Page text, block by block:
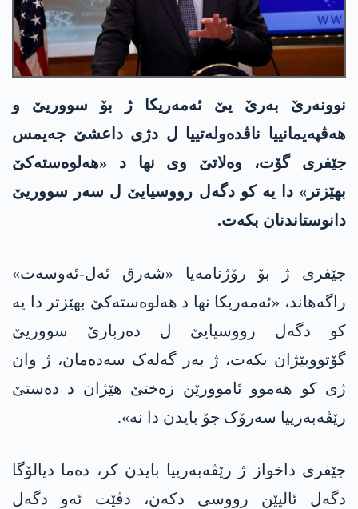
نوونەرێ بەرێ یێ ئه‌مه‌ریكا ژ بۆ سووریێ و
ھەڤپەیمانییا ناڤدەولەتییا ل دژی داعشێ جه‌یمس
جێفری گۆت، وەلاتێ وی نھا د «ھەلوەستەکێ
بھێزتر» دا یە کو دگه‌ل رووسیایێ ل سەر سووریێ
دانوستاندنان بکەت.
جێفری ژ بۆ رۆژنامەیا «شەرق ئەل-ئەوسەت»
راگه‌ھاند، «ئه‌مه‌ریكا نھا د ھەلوەستەکێ بھێزتر دا یە
کو دگه‌ل رووسیایێ ل دەربارێ سووریێ
گۆتووبێژان بکەت، ژ بەر گەلەک سەدەمان، ژ وان
ژی کو ھەموو ئاموورێن زەختێ هێژان د دەستێ
رێڤەبەرییا سەرۆک جۆ بایدن دا نه‌».
جێفری داخواز ژ رێڤەبەرییا بایدن کر، دەما دیالۆگا
دگه‌ل ئالیێن رووسی دكه‌ن، دڤێت ئەو دگه‌ل